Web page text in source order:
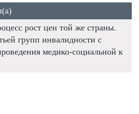
рост цен той же страны.
групп инвалидности с
медико-социальной к